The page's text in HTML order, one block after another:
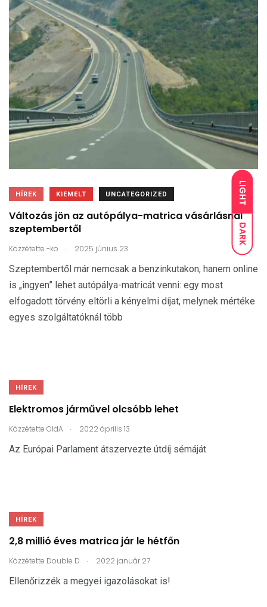
LIGHT
DARK
HÍREK KIEMELT UNCATEGORIZED
Változás jön az autópálya-matrica vásárlásnál
szeptembertől
Közzétette -ko . 2025 június 23
Szeptembertől már nemcsak a benzinkutakon, hanem online
is „ingyen” lehet autópálya-matricát venni: egy most
elfogadott törvény eltörli a kényelmi díjat, melynek mértéke
egyes szolgáltatóknál több
HÍREK
Elektromos járművel olcsóbb lehet
Közzétette OldA . 2022 április 13
Az Európai Parlament átszervezte útdíj sémáját
HÍREK
2,8 millió éves matrica jár le hétfőn
Közzétette Double D . 2022 január 27
Ellenőrizzék a megyei igazolásokat is!